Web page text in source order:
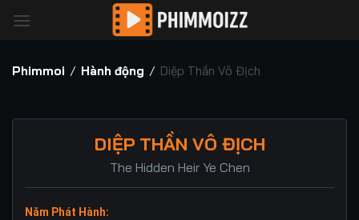
qua
dungPhimmoi / Hành động / Diệp Thần Vô Địch
DIỆP THẦN VÔ ĐỊCH
The Hidden Heir Ye Chen
Năm Phát Hành: